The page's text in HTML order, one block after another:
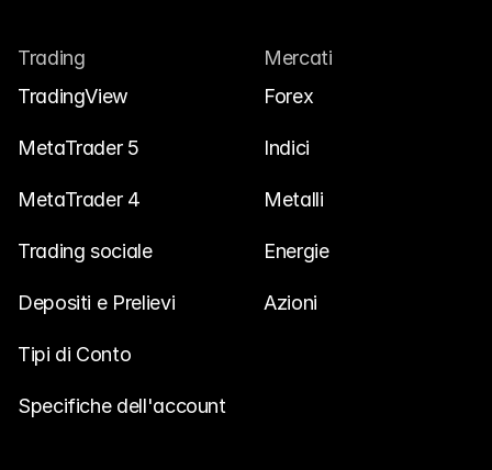
Trading
TradingView
MetaTrader 5
MetaTrader 4
Trading sociale
Depositi e Prelievi
Tipi di Conto
Specifiche dell'account
Mercati
Forex
Indici
Metalli
Energie
Azioni